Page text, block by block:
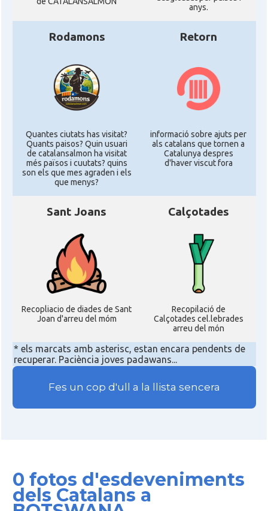
anys.
Rodamons
Quantes ciutats has visitat?
Quants paisos? Quin usuari
de catalansalmon ha visitat
més països i cuutats? quins
son els que mes agraden i els
que menys?
Retorn
informació sobre ajuts per
als catalans que tornen a
Catalunya despres
d'haver viscut fora
Sant Joans
Recopliacio de diades de Sant
Joan d'arreu del móm
Calçotades
Recopilació de
Calçotades cel.lebrades
arreu del món
* els marcats amb asterisc, estan encara pendents de
recuperar. Paciència joves padawans...
Fes un cop d'ull a la llista sencera
0 fotos d'esdeveniments
dels Catalans a